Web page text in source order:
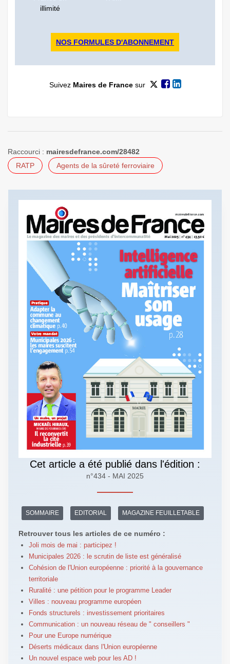
illimité
NOS FORMULES D'ABONNEMENT
Suivez Maires de Francesur
Raccourci : mairesdefrance.com/28482
RATP
Agents de la sûreté ferroviaire
Cet article a été publié dans l'édition :
n°434 - MAI 2025
SOMMAIRE EDITORIAL MAGAZINE FEUILLETABLE
Retrouver tous les articles de ce numéro :
Joli mois de mai : participez !
Municipales 2026 : le scrutin de liste est généralisé
Cohésion de l'Union européenne : priorité à la gouvernance
territoriale
Ruralité : une pétition pour le programme Leader
Villes : nouveau programme européen
Fonds structurels : investissement prioritaires
Communication : un nouveau réseau de " conseillers "
Pour une Europe numérique
Déserts médicaux dans l'Union européenne
Un nouvel espace web pour les AD !